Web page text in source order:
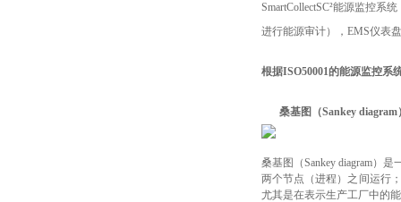
SmartCollectSC²能源监控系
进行能源审计），EMS仪表
根据ISO50001的能源监控系
桑基图（Sankey diagram
桑基图（Sankey diagram）
两个节点（进程）之间运行
尤其是在表示生产工厂中的